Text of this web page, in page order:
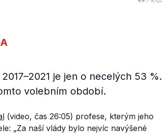
je jen o necelých 53 %.
volebním období.
(video, čas 26:05) profese, kterým jeho
„Za naší vlády bylo nejvíc navýšené